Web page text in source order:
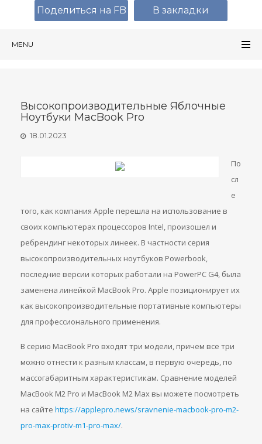
MENU
Высокопроизводительные Яблочные
Ноутбуки MacBook Pro
18.01.2023
По
сл
е
того, как компания Apple перешла на использование в
своих компьютерах процессоров Intel, произошел и
ребрендинг некоторых линеек. В частности серия
высокопроизводительных ноутбуков Powerbook,
последние версии которых работали на PowerPC G4, была
заменена линейкой MacBook Pro. Apple позиционирует их
как высокопроизводительные портативные компьютеры
для профессионального применения.
В серию MacBook Pro входят три модели, причем все три
можно отнести к разным классам, в первую очередь, по
массогабаритным характеристикам. Сравнение моделей
MacBook M2 Pro и MacBook M2 Max вы можете посмотреть
на сайте https://applepro.news/sravnenie-macbook-pro-m2-
pro-max-protiv-m1-pro-max/.
Поделиться на FB В закладки